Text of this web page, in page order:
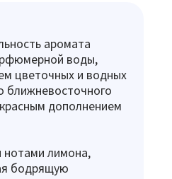
аромата
воды,
цветочных и водных
ближневосточного
дополнением
лимона,
бодрящую